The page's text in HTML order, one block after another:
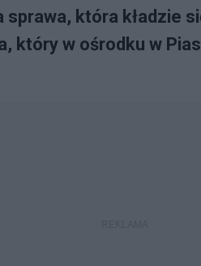
sprawa, która kładzie
który w ośrodku w